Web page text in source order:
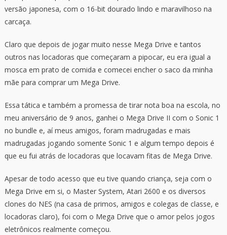
versão japonesa, com o 16-bit dourado lindo e maravilhoso na
carcaça.
Claro que depois de jogar muito nesse Mega Drive e tantos
outros nas locadoras que começaram a pipocar, eu era igual a
mosca em prato de comida e comecei encher o saco da minha
mãe para comprar um Mega Drive.
Essa tática e também a promessa de tirar nota boa na escola, no
meu aniversário de 9 anos, ganhei o Mega Drive II com o Sonic 1
no bundle e, aí meus amigos, foram madrugadas e mais
madrugadas jogando somente Sonic 1 e algum tempo depois é
que eu fui atrás de locadoras que locavam fitas de Mega Drive.
Apesar de todo acesso que eu tive quando criança, seja com o
Mega Drive em si, o Master System, Atari 2600 e os diversos
clones do NES (na casa de primos, amigos e colegas de classe, e
locadoras claro), foi com o Mega Drive que o amor pelos jogos
eletrônicos realmente começou.